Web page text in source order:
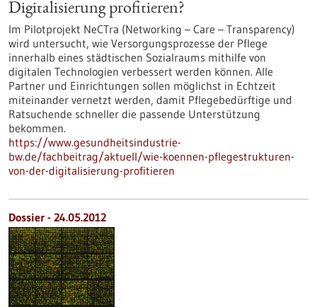
Digitalisierung profitieren?
Im Pilotprojekt NeCTra (Networking – Care – Transparency)
wird untersucht, wie Versorgungsprozesse der Pflege
innerhalb eines städtischen Sozialraums mithilfe von
digitalen Technologien verbessert werden können. Alle
Partner und Einrichtungen sollen möglichst in Echtzeit
miteinander vernetzt werden, damit Pflegebedürftige und
Ratsuchende schneller die passende Unterstützung
bekommen.
https://www.gesundheitsindustrie-
bw.de/fachbeitrag/aktuell/wie-koennen-pflegestrukturen-
von-der-digitalisierung-profitieren
Dossier - 24.05.2012